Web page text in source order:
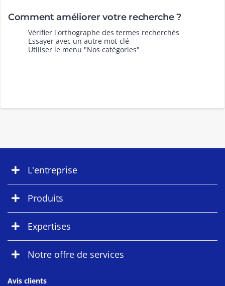
Comment améliorer votre recherche ?
Vérifier l'orthographe des termes recherchés
Essayer avec un autre mot-clé
Utiliser le menu "Nos catégories"
L'entreprise
Produits
Expertises
Notre offre de services
Avis clients